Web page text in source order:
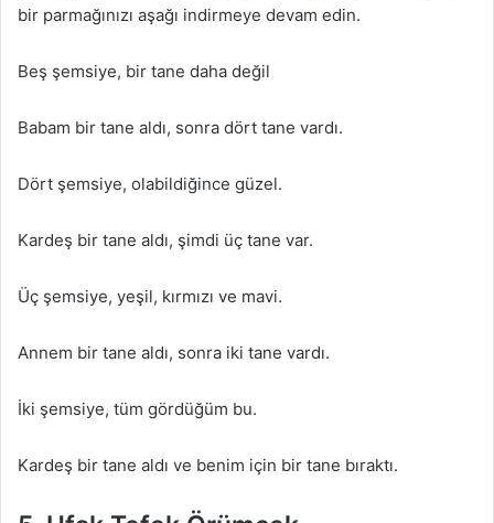
bir parmağınızı aşağı indirmeye devam edin.
Beş şemsiye, bir tane daha değil
Babam bir tane aldı, sonra dört tane vardı.
Dört şemsiye, olabildiğince güzel.
Kardeş bir tane aldı, şimdi üç tane var.
Üç şemsiye, yeşil, kırmızı ve mavi.
Annem bir tane aldı, sonra iki tane vardı.
İki şemsiye, tüm gördüğüm bu.
Kardeş bir tane aldı ve benim için bir tane bıraktı.